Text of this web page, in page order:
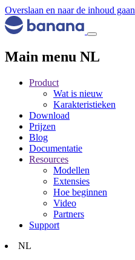
Overslaan en naar de inhoud gaan
Main menu NL
Product
Wat is nieuw
Karakteristieken
Download
Prijzen
Blog
Documentatie
Resources
Modellen
Extensies
Hoe beginnen
Video
Partners
Support
NL